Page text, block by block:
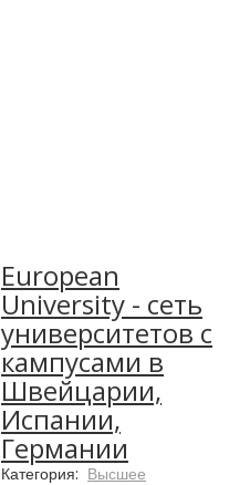
European
University - сеть
университетов с
кампусами в
Швейцарии,
Испании,
Германии
Категория: Высшее